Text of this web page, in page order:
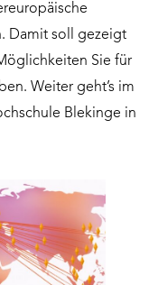
Damit soll gezeigt
Sie für
Weiter geht’s im
Blekinge in